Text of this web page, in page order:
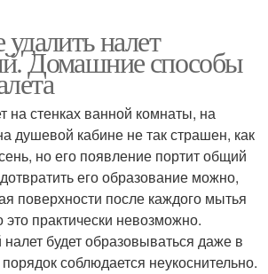
налет
Домашние способы
на стенках ванной комнаты, на
душевой кабине не так страшен, как
но его появление портит общий
его образование можно,
поверхности после каждого мытья
это практически невозможно.
будет образовываться даже в
соблюдается неукоснительно.